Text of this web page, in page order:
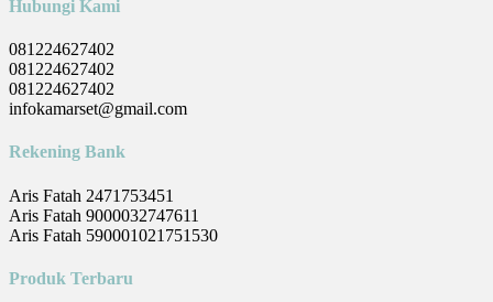
Hubungi Kami
081224627402
081224627402
081224627402
infokamarset@gmail.com
Rekening Bank
Aris Fatah 2471753451
Aris Fatah 9000032747611
Aris Fatah 590001021751530
Produk Terbaru